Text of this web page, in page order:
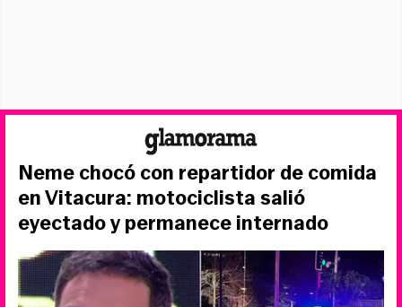
Neme chocó con repartidor de comida
en Vitacura: motociclista salió
eyectado y permanece internado